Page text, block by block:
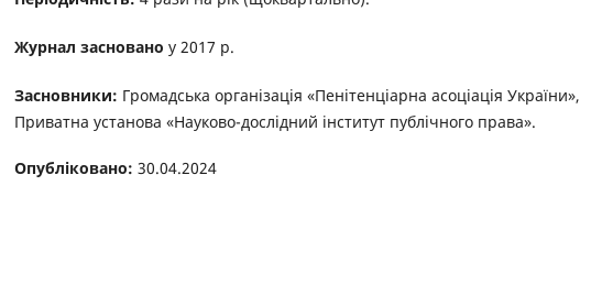
Журнал засновано у 2017 р.
Засновники: Громадська організація «Пенітенціарна асоціація України»,
Приватна установа «Науково-дослідний інститут публічного права».
Опубліковано: 30.04.2024